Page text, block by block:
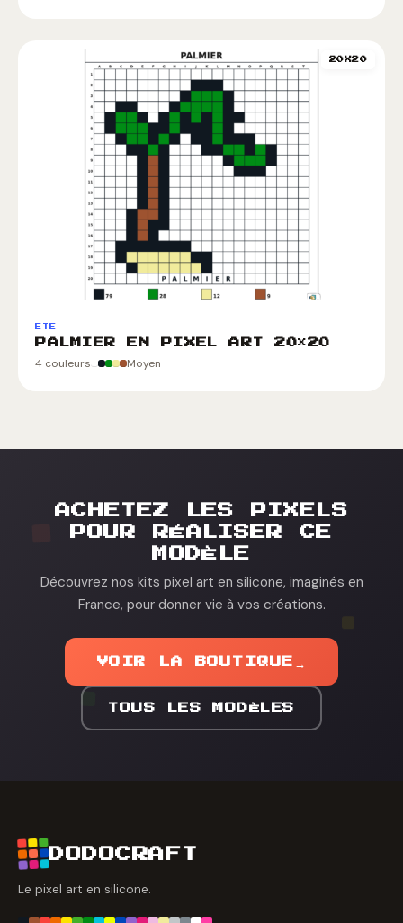
20X20
ETE
PALMIER EN PIXEL ART 20×20
4 couleurs Moyen
ACHETEZ LES PIXELS
POUR RÉALISER CE
MODÈLE
Découvrez nos kits pixel art en silicone, imaginés en
France, pour donner vie à vos créations.
VOIR LA BOUTIQUE →
TOUS LES MODÈLES
DODOCRAFT
Le pixel art en silicone.